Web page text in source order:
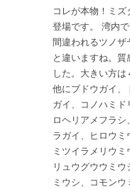
コレが本物！ミ
登場です。 湾内
間違われるツノザ
と違いますね。
した。大きい方は
他にブドウガイ、
ガイ、コノハミ
ロヘリアメフラ
ラガイ、ヒロウミ
ミツイラメリウ
リュウグウウミ
ミウシ、コモン